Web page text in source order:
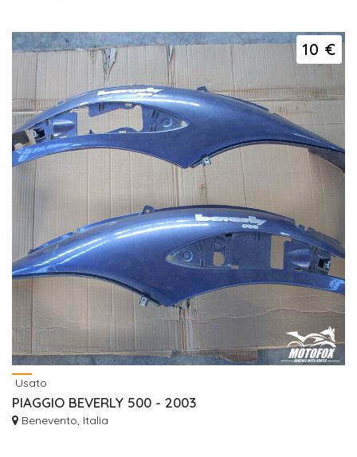
10 €
Usato
PIAGGIO BEVERLY 500 - 2003
Benevento, Italia